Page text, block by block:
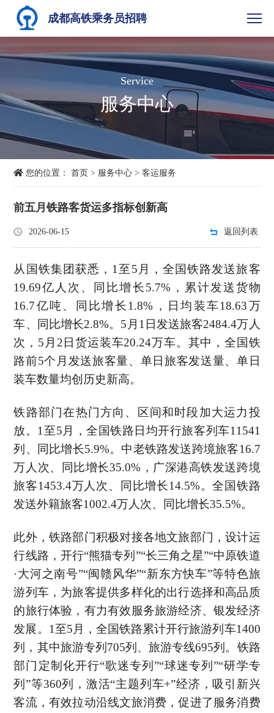
成都高铁乘务员招聘
Service
服务中心
您的位置：首页 > 服务中心 >客运服务
前五月铁路客货运多指标创新高
2026-06-15 返回列表
从国铁集团获悉，1至5月，全国铁路发送旅客
19.69亿人次、同比增长5.7%，累计发送货物
16.7亿吨、同比增长1.8%，日均装车18.63万
车、同比增长2.8%。5月1日发送旅客2484.4万人
次，5月2日货运装车20.24万车。其中，全国铁
路前5个月发送旅客量、单日旅客发送量、单日
装车数量均创历史新高。
铁路部门在热门方向、区间和时段加大运力投
放。1至5月，全国铁路日均开行旅客列车11541
列、同比增长5.9%。中老铁路发送跨境旅客16.7
万人次、同比增长35.0%，广深港高铁发送跨境
旅客1453.4万人次、同比增长14.5%。全国铁路
发送外籍旅客1002.4万人次、同比增长35.5%。
此外，铁路部门积极对接各地文旅部门，设计运
行线路，开行“熊猫专列”“长三角之星”“中原铁道
·大河之南号”“闽赣风华”“新东方快车”等特色旅
游列车，为旅客提供多样化的出行选择和高品质
的旅行体验，有力有效服务旅游经济、银发经济
发展。1至5月，全国铁路累计开行旅游列车1400
列，其中旅游专列705列、旅游专线695列。铁路
部门定制化开行“歌迷专列”“球迷专列”“研学专
列”等360列，激活“主题列车+”经济，吸引新兴
客流，有效拉动沿线文旅消费，促进了服务消费